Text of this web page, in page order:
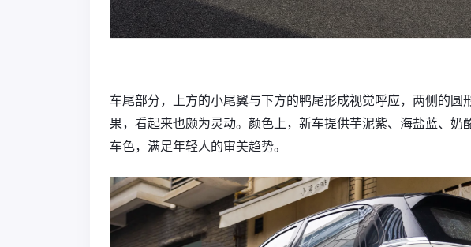
车尾部分，上方的小尾翼与下方的鸭尾形成视觉呼应，两侧的圆
果，看起来也颇为灵动。颜色上，新车提供芋泥紫、海盐蓝、
车色，满足年轻人的审美趋势。